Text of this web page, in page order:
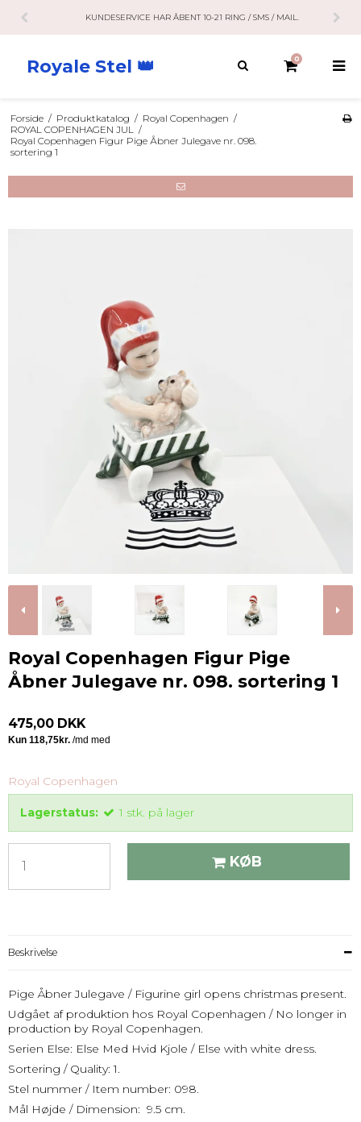
KUNDESERVICE HAR ÅBENT 10-21 RING / SMS / MAIL.
Royale Stel 👑 0
Forside / Produktkatalog / Royal Copenhagen /
ROYAL COPENHAGEN JUL
/
Royal Copenhagen Figur Pige Åbner Julegave nr. 098.
sortering 1
Royal Copenhagen Figur Pige
Åbner Julegave nr. 098. sortering 1
475,00 DKK
Royal Copenhagen
Lagerstatus: 1 stk. på lager
KØB
Beskrivelse
Pige Åbner Julegave / Figurine girl opens christmas present.
Udgået af produktion hos Royal Copenhagen / No longer in
production by Royal Copenhagen.
Serien Else: Else Med Hvid Kjole / Else with white dress.
Sortering / Quality: 1.
Stel nummer / Item number: 098.
Mål Højde / Dimension: 9.5 cm.